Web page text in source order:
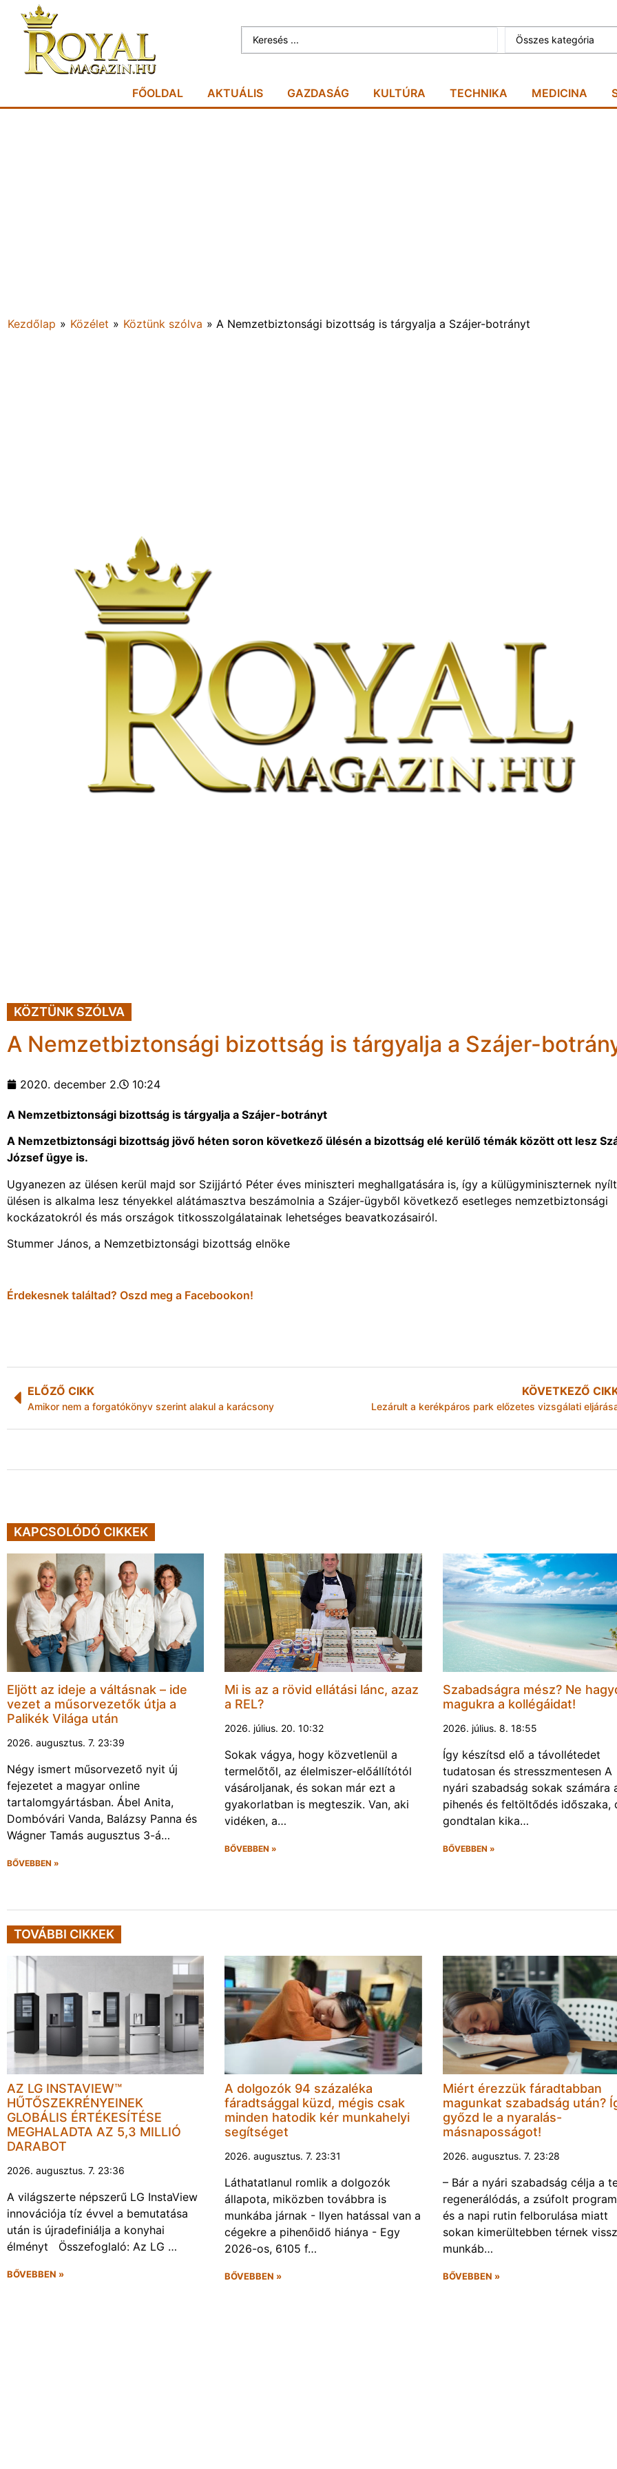
Összes kategória
FŐOLDAL AKTUÁLIS GAZDASÁG KULTÚRA TECHNIKA MEDICINA
Kezdőlap » Közélet » Köztünk szólva » A Nemzetbiztonsági bizottság is tárgyalja a Szájer-botrányt
KÖZTÜNK SZÓLVA
A Nemzetbiztonsági bizottság is tárgyalja a Szájer-
2020. december 2. 10:24
A Nemzetbiztonsági bizottság is tárgyalja a Szájer-botrányt
A Nemzetbiztonsági bizottság jövő héten soron következő ülésén a bizottság elé kerülő témák között ott lesz
József ügye is.
Ugyanezen az ülésen kerül majd sor Szijjártó Péter éves miniszteri meghallgatására is, így a külügyminiszternek nyílt
ülésen is alkalma lesz tényekkel alátámasztva beszámolnia a Szájer-ügyből következő esetleges nemzetbiztonsági
kockázatokról és más országok titkosszolgálatainak lehetséges beavatkozásairól.
Stummer János, a Nemzetbiztonsági bizottság elnöke
Érdekesnek találtad? Oszd meg a Facebookon!
ELŐZŐ CIKK
Amikor nem a forgatókönyv szerint alakul a karácsony
KÖVETKEZŐ
Lezárult a kerékpáros park előzetes vizsgálati
KAPCSOLÓDÓ CIKKEK
Eljött az ideje a váltásnak – ide
vezet a műsorvezetők útja a
Palikék Világa után
2026. augusztus. 7. 23:39
Négy ismert műsorvezető nyit új
fejezetet a magyar online
tartalomgyártásban. Ábel Anita,
Dombóvári Vanda, Balázsy Panna és
Wágner Tamás augusztus 3-á…
BŐVEBBEN »
Mi is az a rövid ellátási lánc, azaz
a REL?
2026. július. 20. 10:32
Sokak vágya, hogy közvetlenül a
termelőtől, az élelmiszer-előállítótól
vásároljanak, és sokan már ezt a
gyakorlatban is megteszik. Van, aki
vidéken, a…
BŐVEBBEN »
Szabadságra mész? Ne
magukra a kollégáidat!
2026. július. 8. 18:55
Így készítsd elő a távollétedet
tudatosan és stresszmentesen A
nyári szabadság sokak számára
pihenés és feltöltődés időszaka,
gondtalan kika…
BŐVEBBEN »
TOVÁBBI CIKKEK
AZ LG INSTAVIEW™
HŰTŐSZEKRÉNYEINEK
GLOBÁLIS ÉRTÉKESÍTÉSE
MEGHALADTA AZ 5,3 MILLIÓ
DARABOT
2026. augusztus. 7. 23:36
A világszerte népszerű LG InstaView
innovációja tíz évvel a bemutatása
után is újradefiniálja a konyhai
élményt Összefoglaló: Az LG …
BŐVEBBEN »
A dolgozók 94 százaléka
fáradtsággal küzd, mégis csak
minden hatodik kér munkahelyi
segítséget
2026. augusztus. 7. 23:31
Láthatatlanul romlik a dolgozók
állapota, miközben továbbra is
munkába járnak - Ilyen hatással van a
cégekre a pihenőidő hiánya - Egy
2026-os, 6105 f…
BŐVEBBEN »
Miért érezzük fáradtabban
magunkat szabadság után?
győzd le a nyaralás-
másnaposságot!
2026. augusztus. 7. 23:28
– Bár a nyári szabadság célja a
regenerálódás, a zsúfolt
és a napi rutin felborulása miatt
sokan kimerültebben térnek
munkáb…
BŐVEBBEN »